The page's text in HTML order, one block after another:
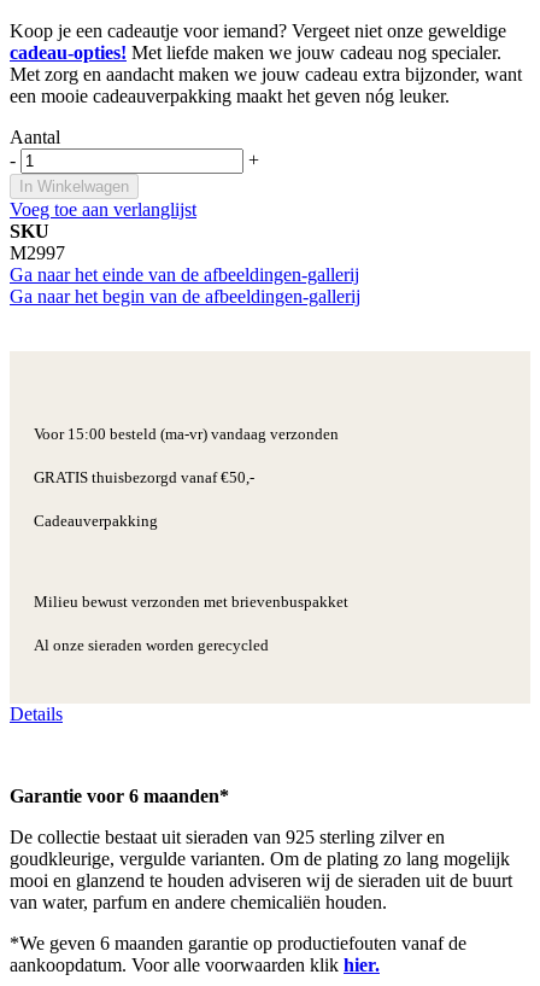
Koop je een cadeautje voor iemand? Vergeet niet onze geweldige
cadeau-opties! Met liefde maken we jouw cadeau nog specialer.
Met zorg en aandacht maken we jouw cadeau extra bijzonder, want
een mooie cadeauverpakking maakt het geven nóg leuker.
Aantal
-
+
In Winkelwagen
Voeg toe aan verlanglijst
SKU
M2997
Ga naar het einde van de afbeeldingen-gallerij
Ga naar het begin van de afbeeldingen-gallerij
Voor 15:00 besteld (ma-vr) vandaag verzonden
GRATIS thuisbezorgd vanaf €50,-
Cadeauverpakking
Milieu bewust verzonden met brievenbuspakket
Al onze sieraden worden gerecycled
Details
Garantie voor 6 maanden*
De collectie bestaat uit sieraden van 925 sterling zilver en
goudkleurige, vergulde varianten. Om de plating zo lang mogelijk
mooi en glanzend te houden adviseren wij de sieraden uit de buurt
van water, parfum en andere chemicaliën houden.
*We geven 6 maanden garantie op productiefouten vanaf de
aankoopdatum. Voor alle voorwaarden klik hier.